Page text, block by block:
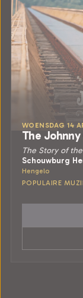
WOENSDAG 14
The Johnny
The Story of
Schouwburg
Hengelo
POPULAIRE